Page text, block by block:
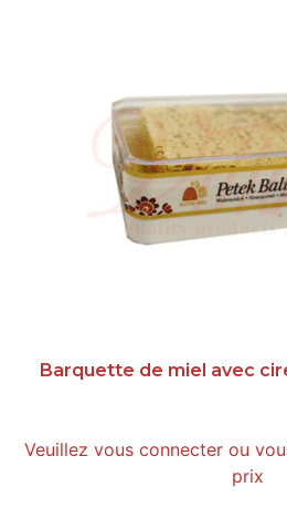
Barquette de miel avec
Veuillez vous connecter ou
prix